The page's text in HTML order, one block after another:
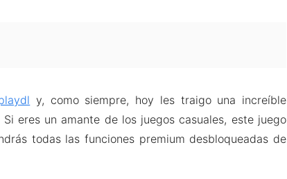
y, como siempre, hoy les traigo una increíble
eres un amante de los juegos casuales, este juego
todas las funciones premium desbloqueadas de